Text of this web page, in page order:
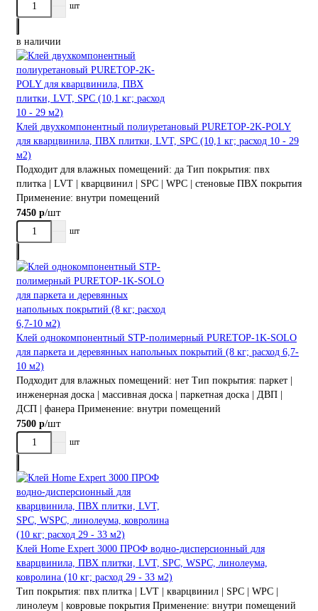
шт
в наличии
Клей двухкомпонентный полиуретановый PURETOP-2K-POLY
для кварцвинила, ПВХ плитки, LVT, SPC (10,1 кг; расход 10 - 29
м2)
Подходит для влажных помещений: да Тип покрытия: пвх
плитка | LVT | кварцвинил | SPC | WPC | стеновые ПВХ покрытия
Применение: внутри помещений
7450 р/шт
шт
Клей однокомпонентный STP-полимерный PURETOP-1K-SOLO
для паркета и деревянных напольных покрытий (8 кг; расход 6,7-
10 м2)
Подходит для влажных помещений: нет Тип покрытия: паркет |
инженерная доска | массивная доска | паркетная доска | ДВП |
ДСП | фанера Применение: внутри помещений
7500 р/шт
шт
Клей Home Expert 3000 ПРОФ водно-дисперсионный для
кварцвинила, ПВХ плитки, LVT, SPC, WSPС, линолеума,
ковролина (10 кг; расход 29 - 33 м2)
Тип покрытия: пвх плитка | LVT | кварцвинил | SPC | WPC |
линолеум | ковровые покрытия Применение: внутри помещений